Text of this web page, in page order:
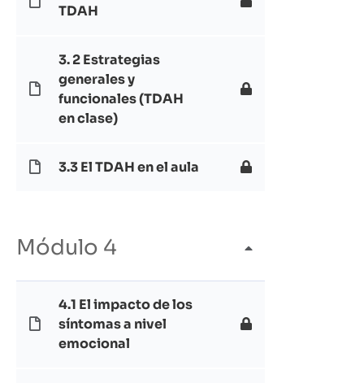
TDAH
3. 2 Estrategias
generales y
funcionales (TDAH
en clase)
3.3 El TDAH en el aula
Módulo 4
4.1 El impacto de los
síntomas a nivel
emocional